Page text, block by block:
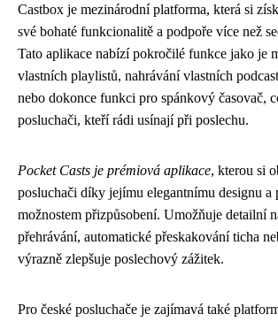
Castbox je mezinárodní platforma, která si
své bohaté funkcionalitě a podpoře více než
Tato aplikace nabízí pokročilé funkce jako je
vlastních playlistů, nahrávání vlastních
nebo dokonce funkci pro spánkový časovač,
posluchači, kteří rádi usínají při poslechu.
Pocket Casts je prémiová aplikace, kterou si
posluchači díky jejímu elegantnímu designu
možnostem přizpůsobení. Umožňuje detailní
přehrávání, automatické přeskakování ticha
výrazně zlepšuje poslechový zážitek.
Pro české posluchače je zajímavá také